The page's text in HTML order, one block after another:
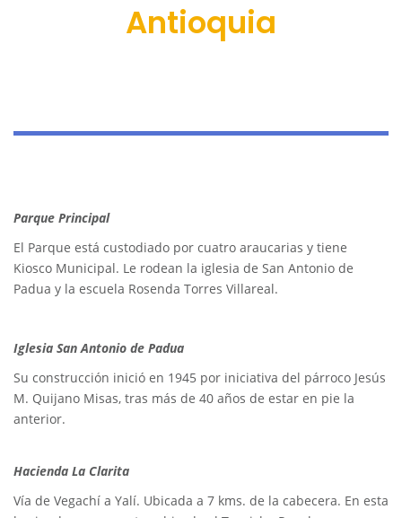
Antioquia
Parque Principal
El Parque está custodiado por cuatro araucarias y tiene
Kiosco Municipal. Le rodean la iglesia de San Antonio de
Padua y la escuela Rosenda Torres Villareal.
Iglesia San Antonio de Padua
Su construcción inició en 1945 por iniciativa del párroco Jesús
M. Quijano Misas, tras más de 40 años de estar en pie la
anterior.
Hacienda La Clarita
Vía de Vegachí a Yalí. Ubicada a 7 kms. de la cabecera. En esta